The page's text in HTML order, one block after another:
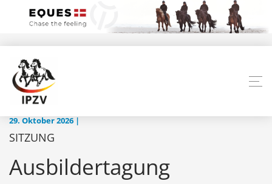
29. Oktober 2026 |
SITZUNG
Ausbildertagung